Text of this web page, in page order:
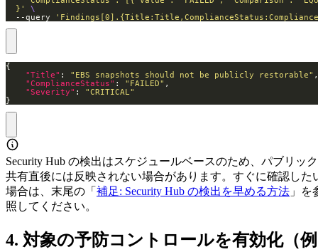
  }'
  --query
"Title" : "EBS snapshots should not be publicly restorable"
"ComplianceStatus" : "FAILED"
"Severity" : "CRITICAL"
}
Security Hub の検出はスケジュールベースのため、パブリック
共有直後には反映されない場合があります。すぐに確認した
場合は、末尾の「 補足: Security Hub の検出を早める方法 」を
照してください。
4. 対象の予防コントロールを有効化（例